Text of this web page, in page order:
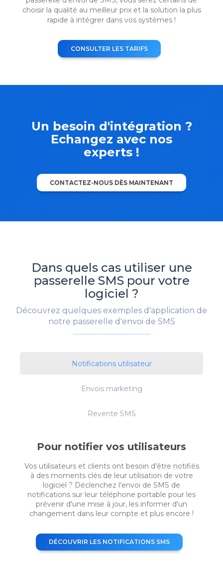
choisir la qualité au meilleur prix et la solution la plus
rapide à intégrer dans vos systèmes !
CONSULTER LES TARIFS
Un besoin d'intégration ?
Echangez avec nos
experts !
CONTACTEZ-NOUS DÈS MAINTENANT
Dans quels cas utiliser une
passerelle SMS pour votre
logiciel ?
Découvrez quelques exemples d'application de
notre passerelle d'envoi de SMS
Notifications utilisateur
Envois marketing
Revente SMS
Pour notifier vos utilisateurs
Vos utilisateurs et clients ont besoin d'être notifiés
à des moments clés de leur utilisation de votre
logiciel ? Déclenchez l'envoi de SMS de
notifications sur leur téléphone portable pour les
prévenir d'une mise à jour, les informer d'un
changement dans leur compte et plus encore !
DÉCOUVRIR LES NOTIFICATIONS SMS